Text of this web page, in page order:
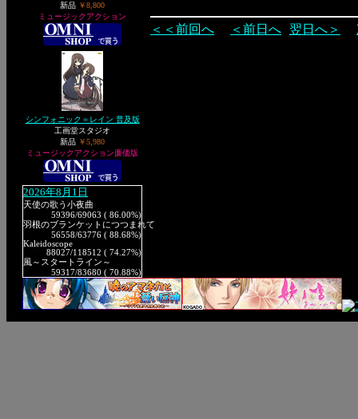
新品 ￥8,800
ミュージックアクション
シンフォニック＝レイン 普及版
工画堂スタジオ
新品 ￥5,980
ミュージックアクション廉価版
2026年8月1日
天使の歌う小夜曲
59396/69063 ( 86.00%)
羽根のブランケットにつつまれて
56558/63776 ( 88.68%)
Kaleidoscope
88027/118512 ( 74.27%)
風～スタートライン～
59317/83680 ( 70.88%)
＜＜前回へ ＜前日へ 翌日へ＞